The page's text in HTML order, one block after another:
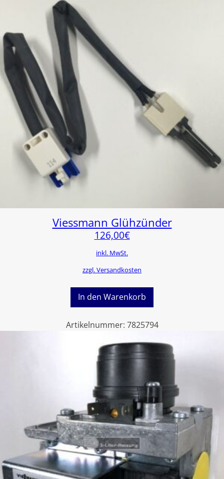
Viessmann Glühzünder
126,00€
inkl. MwSt.
zzgl. Versandkosten
In den Warenkorb
Artikelnummer: 7825794